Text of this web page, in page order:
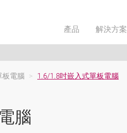
產品 解決方案
板電腦 > 1.6/1.8吋嵌入式單板電腦
腦